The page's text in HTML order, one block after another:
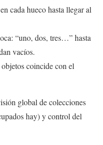
cada hueco hasta llegar al
“uno, dos, tres…” hasta
vacíos.
coincide con el
global de colecciones
hay) y control del